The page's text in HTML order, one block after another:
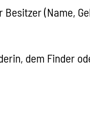
(Name,
dem Finder